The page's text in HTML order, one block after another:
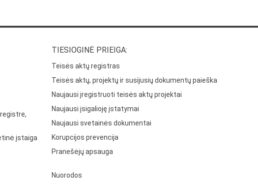
įstaiga
TIESIOGINĖ PRIEIGA:
Teisės aktų registras
Teisės aktų, projektų ir susijusių dokumentų paieška
Naujausi įregistruoti teisės aktų projektai
Naujausi įsigalioję įstatymai
Naujausi svetainės dokumentai
Korupcijos prevencija
Pranešėjų apsauga
Nuorodos